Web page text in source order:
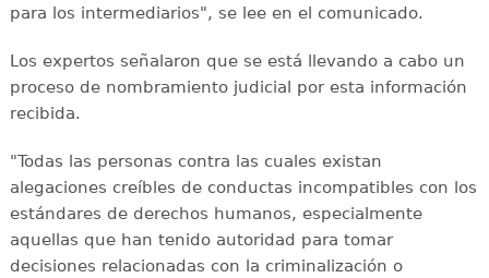
para los intermediarios", se lee en el comunicado.
Los expertos señalaron que se está llevando a cabo un
proceso de nombramiento judicial por esta información
recibida.
"Todas las personas contra las cuales existan
alegaciones creíbles de conductas incompatibles con los
estándares de derechos humanos, especialmente
aquellas que han tenido autoridad para tomar
decisiones relacionadas con la criminalización o